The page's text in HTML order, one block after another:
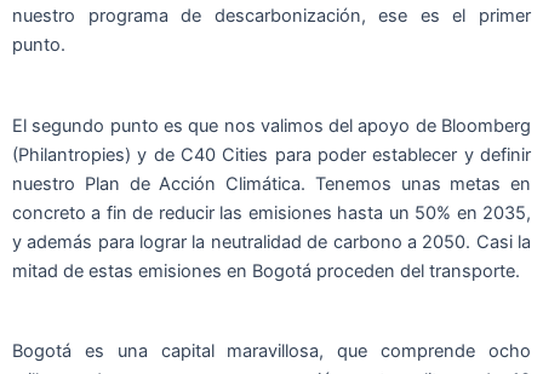
nuestro programa de descarbonización, ese es el primer
punto.
El segundo punto es que nos valimos del apoyo de Bloomberg
(Philantropies) y de C40 Cities para poder establecer y definir
nuestro Plan de Acción Climática. Tenemos unas metas en
concreto a fin de reducir las emisiones hasta un 50% en 2035,
y además para lograr la neutralidad de carbono a 2050. Casi la
mitad de estas emisiones en Bogotá proceden del transporte.
Bogotá es una capital maravillosa, que comprende ocho